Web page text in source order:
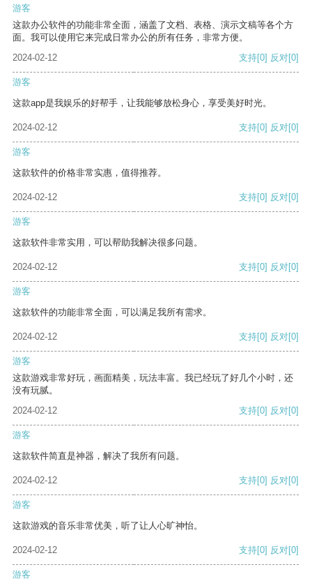
游客
这款办公软件的功能非常全面，涵盖了文档、表格、演示文稿等各个方
面。我可以使用它来完成日常办公的所有任务，非常方便。
2024-02-12
支持[0] 反对[0]
游客
这款app是我娱乐的好帮手，让我能够放松身心，享受美好时光。
2024-02-12 支持[0] 反对[0]
游客
这款软件的价格非常实惠，值得推荐。
2024-02-12 支持[0] 反对[0]
游客
这款软件非常实用，可以帮助我解决很多问题。
2024-02-12 支持[0] 反对[0]
游客
这款软件的功能非常全面，可以满足我所有需求。
2024-02-12 支持[0] 反对[0]
游客
这款游戏非常好玩，画面精美，玩法丰富。我已经玩了好几个小时，还
没有玩腻。
2024-02-12
支持[0] 反对[0]
游客
这款软件简直是神器，解决了我所有问题。
2024-02-12 支持[0] 反对[0]
游客
这款游戏的音乐非常优美，听了让人心旷神怡。
2024-02-12 支持[0] 反对[0]
游客